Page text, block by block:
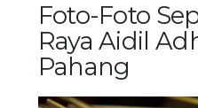
Foto-Foto
Raya Aidil
Pahang